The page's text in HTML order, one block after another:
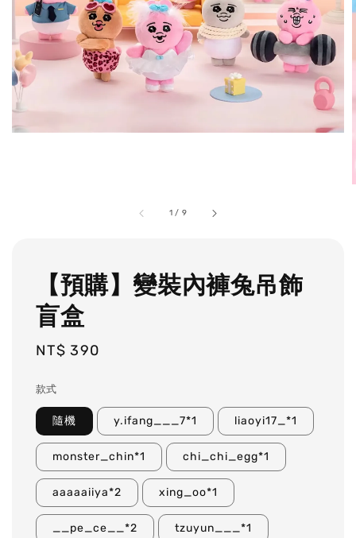
1 / 9
【預購】變裝內褲兔吊飾
盲盒
Regular
NT$ 390
款式
隨機 y.ifang___7*1 liaoyi17_*1
monster_chin*1 chi_chi_egg*1
aaaaaiiya*2 xing_oo*1
__pe_ce__*2 tzuyun___*1